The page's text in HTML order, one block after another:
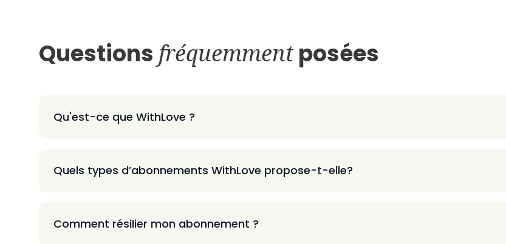
Questions fréquemmentposées
Qu'est-ce que WithLove ?
Quels types d’abonnements WithLove propose-t-elle?
Comment résilier mon abonnement ?